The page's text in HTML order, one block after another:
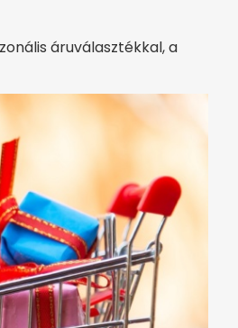
áruválasztékkal, a